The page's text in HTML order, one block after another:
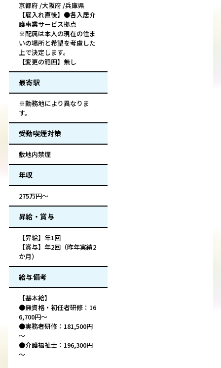
京都府 /大阪府 /兵庫県
【雇入れ直後】●各入居介
護事業サービス拠点
※配属は本人の現在の住ま
いの場所と希望を考慮した
上で決定します。
【変更の範囲】無し
最寄駅
※勤務地により異なりま
す。
受動喫煙対策
敷地内禁煙
年収
275万円～
昇給・賞与
【昇給】年1回
【賞与】年2回（昨年実績2
か月）
給与備考
【基本給】
●無資格・初任者研修：16
6,700円～
●実務者研修：181,500円
～
●介護福祉士：196,300円
～